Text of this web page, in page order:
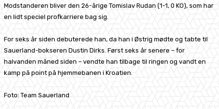
Modstanderen bliver den 26-årige Tomislav Rudan (1-1, 0 KO), som har
en lidt speciel profkarriere bag sig.
For seks år siden debuterede han, da han i Østrig mødte og tabte til
Sauerland-bokseren Dustin Dirks. Først seks år senere – for
halvanden måned siden – vendte han tilbage til ringen og vandt en
kamp på point på hjemmebanen i Kroatien.
Foto: Team Sauerland